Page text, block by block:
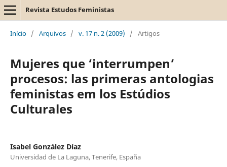
Revista Estudos Feministas
Início / Arquivos / v. 17 n. 2 (2009) / Artigos
Mujeres que ‘interrumpen’
procesos: las primeras antologias
feministas em los Estúdios
Culturales
Isabel González Díaz
Universidad de La Laguna, Tenerife, España